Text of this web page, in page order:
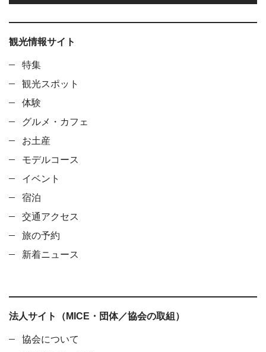
観光情報サイト
特集
観光スポット
体験
グルメ・カフェ
お土産
モデルコース
イベント
宿泊
交通アクセス
旅の予約
新着ニュース
法人サイト（MICE・団体／協会の取組）
協会について